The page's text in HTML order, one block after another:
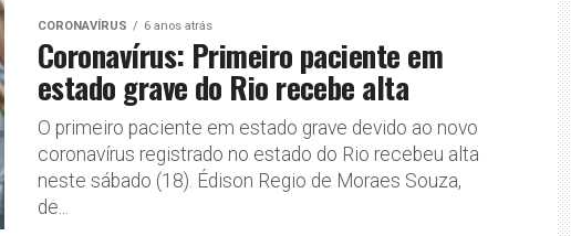
CORONAVÍRUS 6 anos atrás
Coronavírus: Primeiro paciente em
estado grave do Rio recebe alta
O primeiro paciente em estado grave devido ao novo
coronavírus registrado no estado do Rio recebeu alta
neste sábado (18). Édison Regio de Moraes Souza,
de...